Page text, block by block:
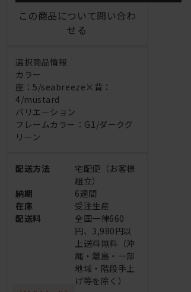
この商品について問い合わ
せる
選択商品情報
カラー
座：5/seabreeze×背：
4/mustard
バリエーション
フレームカラー：G1/ダークグ
リーン
配送方法
宅配便（お客様
組立）
納期
6週間
在庫
受注生産
配送料
全国一律660
円、3,980円以
上送料無料（沖
縄・離島・一部
地域・階段手上
げ等を除く）